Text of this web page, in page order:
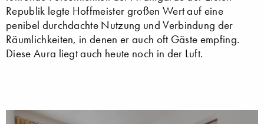
Republik legte Hoffmeister großen Wert auf eine
penibel durchdachte Nutzung und Verbindung der
Räumlichkeiten, in denen er auch oft Gäste empfing.
Diese Aura liegt auch heute noch in der Luft.